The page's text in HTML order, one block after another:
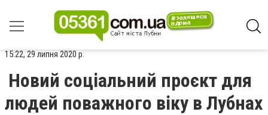
15:22, 29 липня 2020 р.
Новий соціальний проєкт для
людей поважного віку в Лубнах